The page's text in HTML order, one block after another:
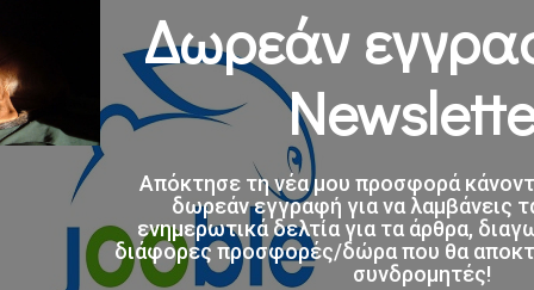
Δωρεάν
Απόκτησε τη νέα μου προσφορά
δωρεάν εγγραφή για να λαμβάνεις
ενημερωτικά δελτία για τα άρθρα,
διάφορες προσφορές/δώρα που θα
συνδρομητές!